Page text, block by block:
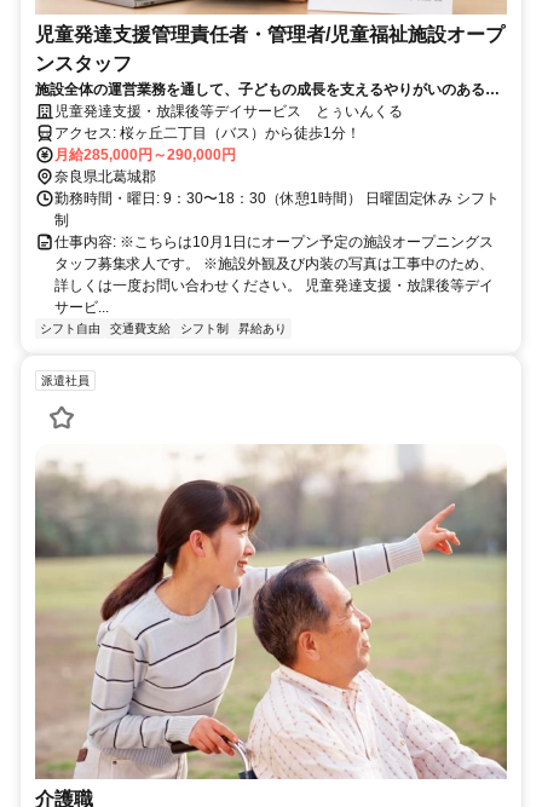
児童発達支援管理責任者・管理者/児童福祉施設オープ
ンスタッフ
施設全体の運営業務を通して、子どもの成長を支えるやりがいのある仕
事です！
児童発達支援・放課後等デイサービス とぅいんくる
アクセス: 桜ヶ丘二丁目（バス）から徒歩1分！
月給285,000円～290,000円
奈良県北葛城郡
勤務時間・曜日: 9：30〜18：30（休憩1時間） 日曜固定休み シフト
制
仕事内容: ※こちらは10月1日にオープン予定の施設オープニングス
タッフ募集求人です。 ※施設外観及び内装の写真は工事中のため、
詳しくは一度お問い合わせください。 児童発達支援・放課後等デイ
サービ...
シフト自由 交通費支給 シフト制 昇給あり
派遣社員
介護職